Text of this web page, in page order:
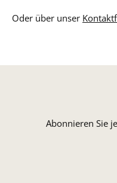
Oder über unser
Abonnieren Sie